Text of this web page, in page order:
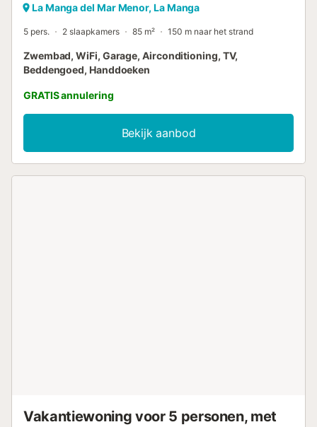
La Manga del Mar Menor, La Manga
5 pers. 2 slaapkamers 85 m² 150 m naar het strand
Zwembad, WiFi, Garage, Airconditioning, TV,
Beddengoed, Handdoeken
GRATIS annulering
Bekijk aanbod
Vakantiewoning voor 5 personen, met